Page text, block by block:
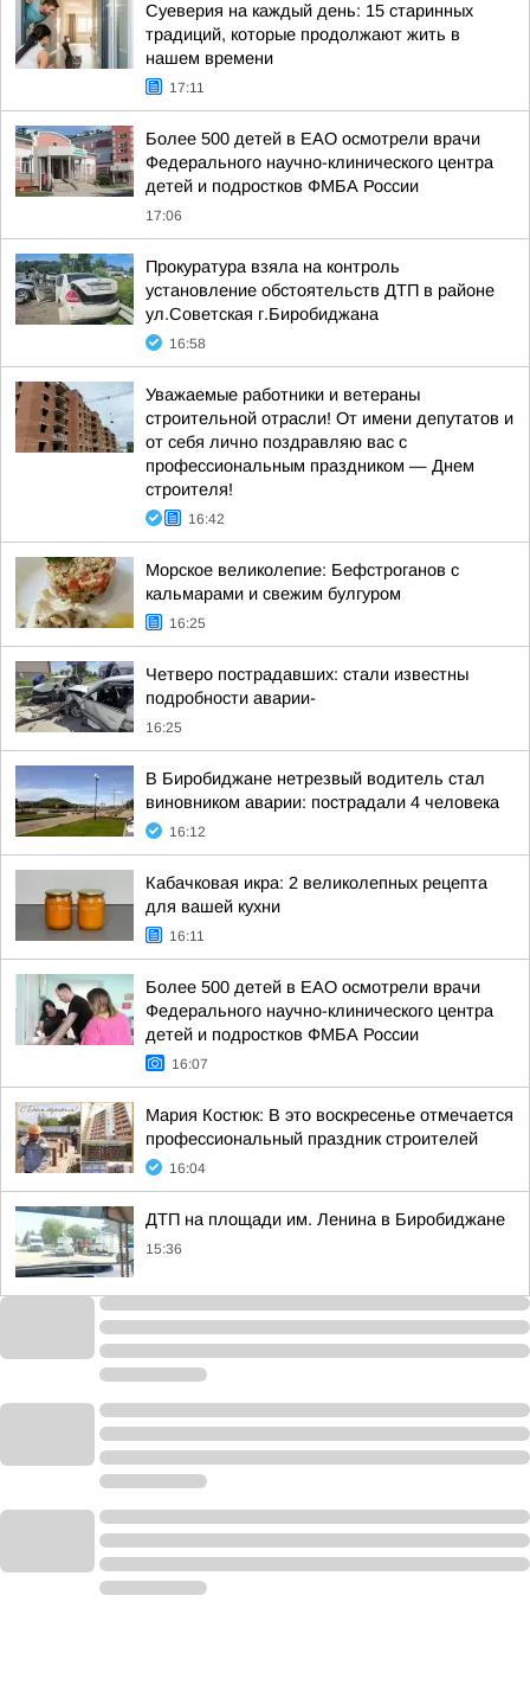
Суеверия на каждый день: 15 старинных
традиций, которые продолжают жить в
нашем времени
17:11
Более 500 детей в ЕАО осмотрели врачи
Федерального научно-клинического центра
детей и подростков ФМБА России
17:06
Прокуратура взяла на контроль
установление обстоятельств ДТП в районе
ул.Советская г.Биробиджана
16:58
Уважаемые работники и ветераны
строительной отрасли! От имени депутатов и
от себя лично поздравляю вас с
профессиональным праздником — Днем
строителя!
16:42
Морское великолепие: Бефстроганов с
кальмарами и свежим булгуром
16:25
Четверо пострадавших: стали известны
подробности аварии-
16:25
В Биробиджане нетрезвый водитель стал
виновником аварии: пострадали 4 человека
16:12
Кабачковая икра: 2 великолепных рецепта
для вашей кухни
16:11
Более 500 детей в ЕАО осмотрели врачи
Федерального научно-клинического центра
детей и подростков ФМБА России
16:07
Мария Костюк: В это воскресенье отмечается
профессиональный праздник строителей
16:04
ДТП на площади им. Ленина в Биробиджане
15:36